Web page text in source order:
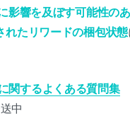
影響を及ぼす可能性の
れたリワードの梱包状態
関するよくある質問集
中